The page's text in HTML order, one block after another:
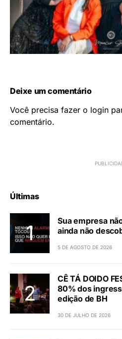
Deixe um comentário
Você precisa fazer o login
comentário.
Últimas
Sua empresa
ainda não
5 DE AGOSTO DE 2026
CÊ TÁ DOIDO
80% dos
edição de BH
30 DE JULHO DE 2026